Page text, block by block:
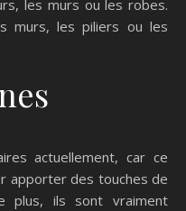
les murs ou les robes.
murs, les piliers ou les
actuellement, car ce
apporter des touches de
plus, ils sont vraiment